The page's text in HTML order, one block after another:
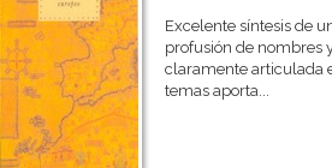
Excelente síntesis de
profusión de nombres
claramente articulada
temas aporta...